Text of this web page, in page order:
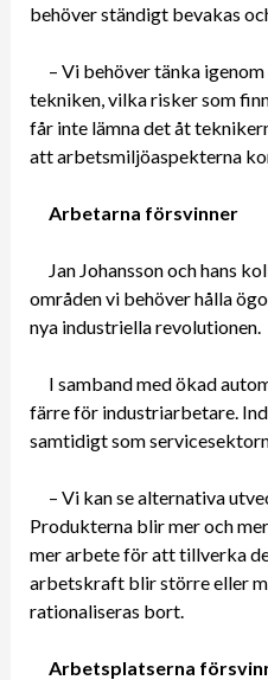
behöver ständigt bevakas
– Vi behöver tänka
tekniken, vilka risker som
får inte lämna det åt
att arbetsmiljöaspekterna
Arbetarna försvinner
Jan Johansson och hans
områden vi behöver hålla
nya industriella revolutionen.
I samband med ökad
färre för industriarbetare.
samtidigt som
– Vi kan se alternativa
Produkterna blir mer och
mer arbete för att tillverka
arbetskraft blir större eller
rationaliseras bort.
Arbetsplatserna